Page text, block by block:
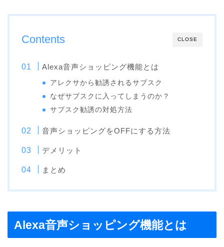
CLOSE
Contents
Alexa音声ショッピング機能とは
アレクサから勧誘されるサブスク
なぜサブスクに入ってしまうのか？
サブスク勧誘の対処方法
音声ショッピングをOFFにする方法
デメリット
まとめ
Alexa音声ショッピング機能とは